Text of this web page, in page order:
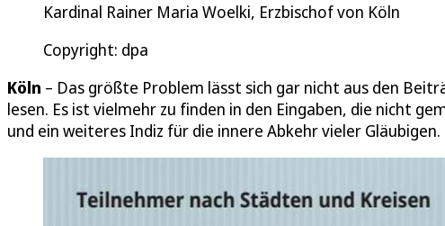
Kardinal Rainer Maria Woelki, Erzbischof von Köln
Copyright: dpa
Köln – Das größte Problem lässt sich gar nicht aus den
lesen. Es ist vielmehr zu finden in den Eingaben, die nicht
und ein weiteres Indiz für die innere Abkehr vieler Gläubigen.